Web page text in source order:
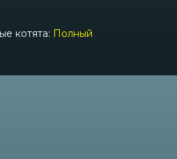
котята: Полный